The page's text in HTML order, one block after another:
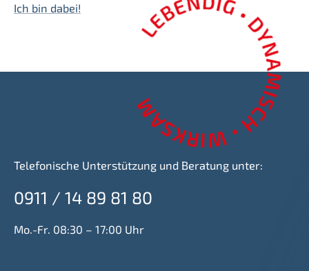
Ich bin dabei!
Telefonische Unterstützung und Beratung unter:
0911 / 14 89 81 80
Mo.-Fr. 08:30 – 17:00 Uhr